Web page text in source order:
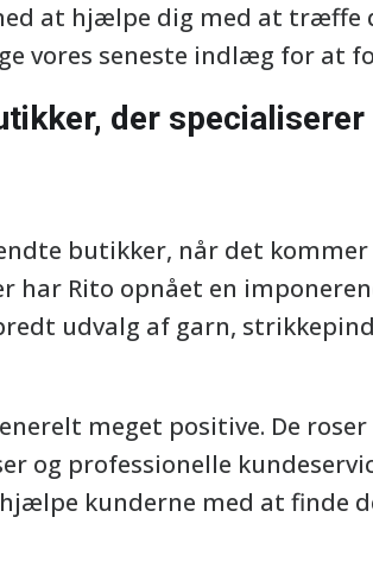
at hjælpe dig med at træffe
vores seneste indlæg for at
der
butikker, når det
har Rito opnået en
udvalg af garn,
meget positive. De
og professionelle
kunderne med at finde